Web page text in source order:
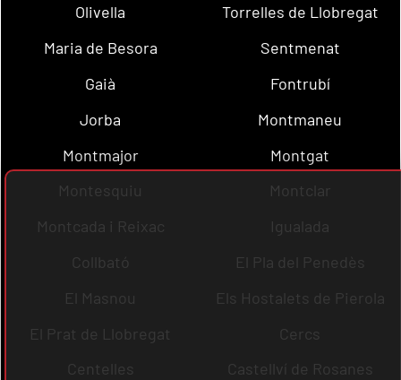
Olivella
Torrelles de Llobregat
Maria de Besora
Sentmenat
Gaià
Fontrubí
Jorba
Montmaneu
Montmajor
Montgat
Montesquiu
Montclar
Montcada i Reixac
Igualada
Collbató
El Pla del Penedès
El Masnou
Els Hostalets de Pierola
El Prat de Llobregat
Cercs
Centelles
Castellví de Rosanes